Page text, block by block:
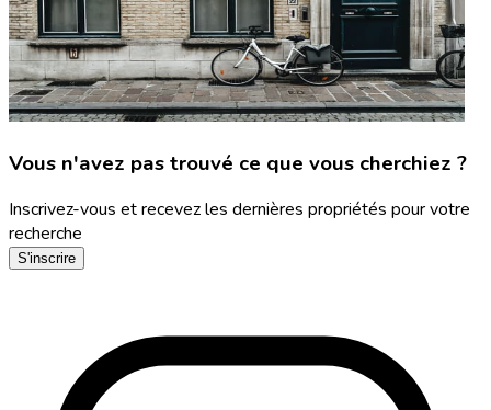
Vous n'avez pas trouvé ce que vous cherchiez ?
Inscrivez-vous et recevez les dernières propriétés pour votre
recherche
S'inscrire